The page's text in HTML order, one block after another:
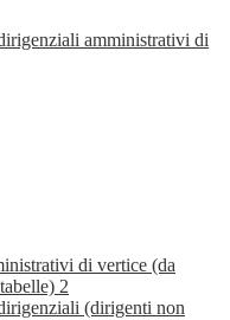
amministrativi di
di vertice (da
2
(dirigenti non